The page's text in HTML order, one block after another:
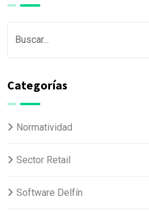
Categorías
Normatividad
Sector Retail
Software Delfín